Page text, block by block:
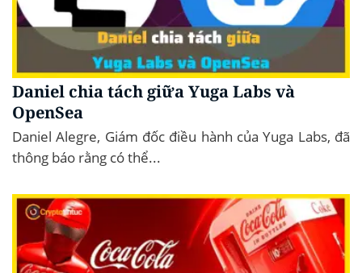
Daniel chia tách giữa Yuga Labs và
OpenSea
Daniel Alegre, Giám đốc điều hành của Yuga Labs, đã
thông báo rằng có thể...